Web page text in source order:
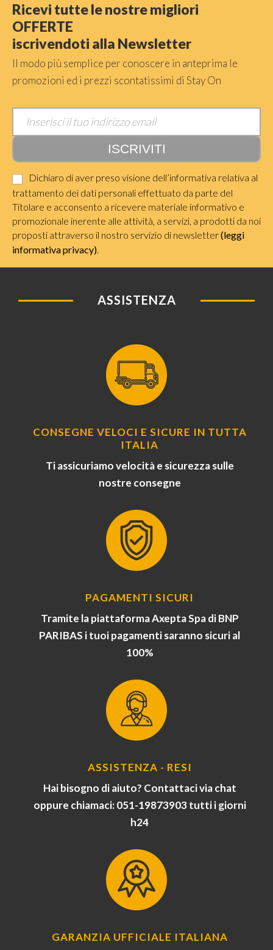
Ricevi tutte le nostre migliori
OFFERTE
iscrivendoti alla Newsletter
Il modo più semplice per conoscere in anteprima le
promozioni ed i prezzi scontatissimi di Stay On
Dichiaro di aver preso visione dell’informativa relativa al
trattamento dei dati personali effettuato da parte del
Titolare e acconsento a ricevere materiale informativo e
promozionale inerente alle attività, a servizi, a prodotti da noi
proposti attraverso il nostro servizio di newsletter(leggi
informativa privacy)
ASSISTENZA
CONSEGNE VELOCI E SICURE IN TUTTA
ITALIA
Ti assicuriamo velocità e sicurezza sulle
nostre consegne
PAGAMENTI SICURI
Tramite la piattaforma Axepta Spa di BNP
PARIBAS i tuoi pagamenti saranno sicuri al
100%
ASSISTENZA - RESI
Hai bisogno di aiuto? Contattaci via chat
oppure chiamaci: 051-19873903 tutti i giorni
h24
GARANZIA UFFICIALE ITALIANA